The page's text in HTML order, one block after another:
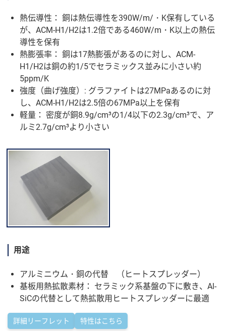
熱伝導性： 銅は熱伝導性を390W/m/・K保有している
が、ACM-H1/H2は1.2倍である460W/m・K以上の熱伝
導性を保有
熱膨張率： 銅は17熱膨張があるのに対し、ACM-
H1/H2は銅の約1/5でセラミックス並みに小さい約
5ppm/K
強度（曲げ強度）: グラファイトは27MPaあるのに対
し、ACM-H1/H2は2.5倍の67MPa以上を保有
軽量： 密度が銅8.9g/cm³の1/4以下の2.3g/cm³で、ア
ルミ2.7g/cm³より小さい
用途
アルミニウム・銅の代替 （ヒートスプレッダー）
基板用熱拡散素材： セラミック系基盤の下に敷き、Al-
SiCの代替として熱拡散用ヒートスプレッダーに最適
詳細リーフレット 特性はこちら